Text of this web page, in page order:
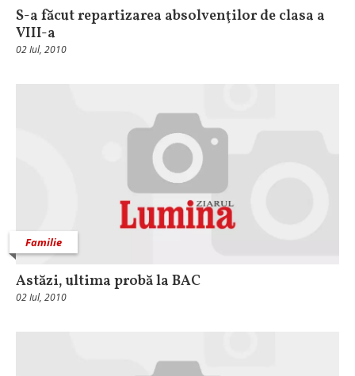
S-a făcut repartizarea absolvenţilor de clasa a
VIII-a
02 Iul, 2010
Familie
Astăzi, ultima probă la BAC
02 Iul, 2010